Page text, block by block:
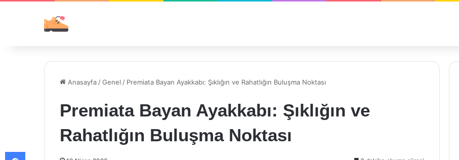
Anasayfa /Genel / Premiata Bayan Ayakkabı: Şıklığın ve Rahatlığın Buluşma Noktası
Premiata Bayan Ayakkabı: Şıklığın ve
Rahatlığın Buluşma Noktası
Facebook